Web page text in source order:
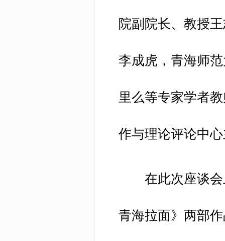
院副院长、教授
李成虎，青海师
里么等专家学者
作与理论评论中
在此次座谈会
青海拉面》两部